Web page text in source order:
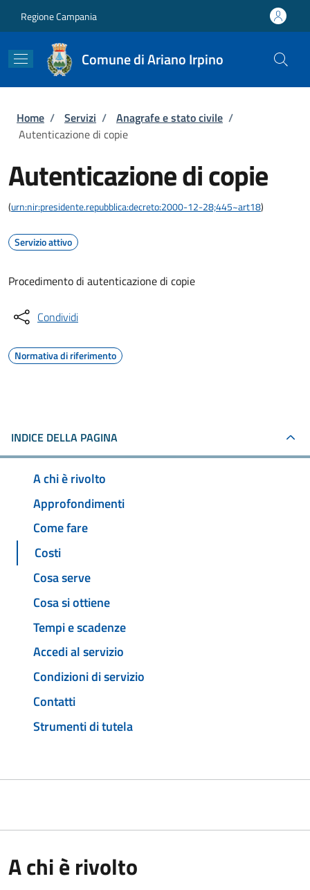
Regione Campania
Comune di Ariano Irpino
Briciole di pane
Home / Servizi / Anagrafe e stato civile /
Autenticazione di copie
Autenticazione di copie
(urn:nir:presidente.repubblica:decreto:2000-12-28;445~art18)
Servizio attivo
Procedimento di autenticazione di copie
Condividi
Normativa di riferimento
INDICE DELLA PAGINA
A chi è rivolto
Approfondimenti
Come fare
Costi
Cosa serve
Cosa si ottiene
Tempi e scadenze
Accedi al servizio
Condizioni di servizio
Contatti
Strumenti di tutela
A chi è rivolto